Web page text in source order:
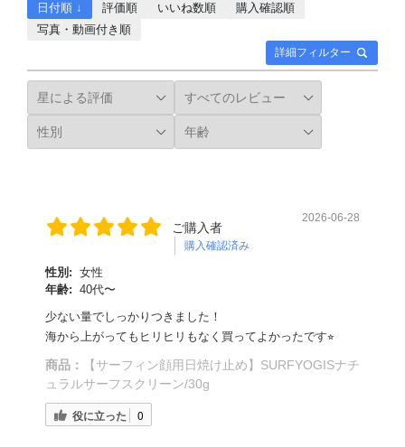
詳細フィルター
日付順 ↓ 評価順 いいね数順
購入確認順
写真・動画付き順
ご購入者
購入確認済み
2026-06-28
性別: 女性
年齢: 40代〜
少ない量でしっかりつきました！
海から上がってもヒリヒリもなく買ってよかったです⭐︎
商品：
【サーフィン顔用日焼け止め】SURFYOGISナチ
ュラルサーフスクリーン/30g
役に立った 0